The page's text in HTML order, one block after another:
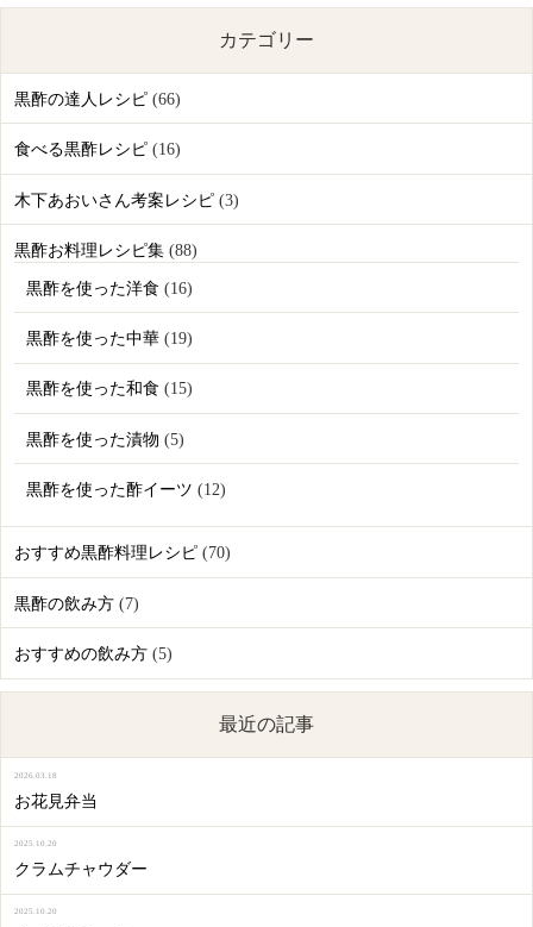
カテゴリー
黒酢の達人レシピ(66)
食べる黒酢レシピ(16)
木下あおいさん考案レシピ(3)
黒酢お料理レシピ集(88)
黒酢を使った洋食 (16)
黒酢を使った中華 (19)
黒酢を使った和食 (15)
黒酢を使った漬物 (5)
黒酢を使った酢イーツ (12)
おすすめ黒酢料理レシピ(70)
黒酢の飲み方(7)
おすすめの飲み方(5)
最近の記事
お花見弁当
2026.03.18
クラムチャウダー
2025.10.20
2025.10.20